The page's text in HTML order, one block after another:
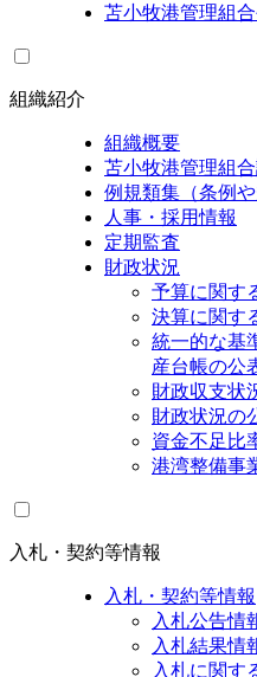
苫小牧港管理組
組織紹介
組織概要
苫小牧港管理組
例規類集（条例や
人事・採用情報
定期監査
財政状況
予算に関す
決算に関す
統一的な基
産台帳の公
財政収支状
財政状況の
資金不足比
港湾整備事
入札・契約等情報
入札・契約等情報
入札公告情
入札結果情
入札に関す